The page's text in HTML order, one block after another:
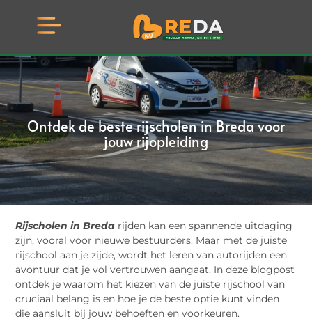
Ontdek de beste rijscholen in Breda voor
jouw rijopleiding
Rijscholen in Breda rijden kan een spannende uitdaging
zijn, vooral voor nieuwe bestuurders. Maar met de juiste
rijschool aan je zijde, wordt het leren van autorijden een
avontuur dat je vol vertrouwen aangaat. In deze blogpost
ontdek je waarom het kiezen van de juiste rijschool van
cruciaal belang is en hoe je de beste optie kunt vinden
die aansluit bij jouw behoeften en voorkeuren.